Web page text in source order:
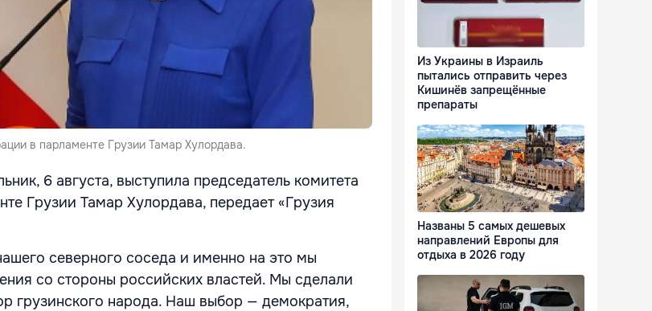
в парламенте Грузии Тамар Хулордава.
6 августа, выступила председатель комитета
Грузии Тамар Хулордава, передает «Грузия
северного соседа и именно на это мы
со стороны российских властей. Мы сделали
грузинского народа. Наш выбор — демократия,
Из Украины в Израиль
пытались отправить через
Кишинёв запрещённые
препараты
Названы 5 самых дешевых
направлений Европы для
отдыха в 2026 году